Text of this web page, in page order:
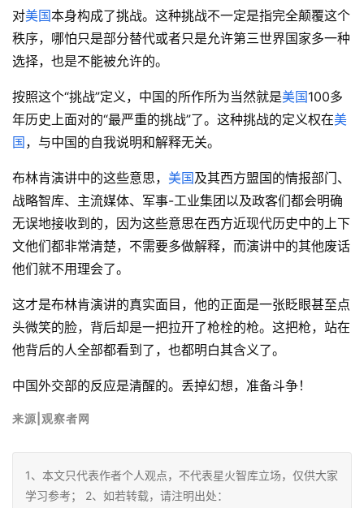
对美国本身构成了挑战。这种挑战不一定是指完全颠覆这个
秩序，哪怕只是部分替代或者只是允许第三世界国家多一种
选择，也是不能被允许的。
按照这个“挑战”定义，中国的所作所为当然就是美国100多
年历史上面对的“最严重的挑战”了。这种挑战的定义权在美
国 ，与中国的自我说明和解释无关。
布林肯演讲中的这些意思， 美国及其西方盟国的情报部门、
战略智库、主流媒体、军事-工业集团以及政客们都会明确
无误地接收到的，因为这些意思在西方近现代历史中的上下
文他们都非常清楚，不需要多做解释，而演讲中的其他废话
他们就不用理会了。
这才是布林肯演讲的真实面目，他的正面是一张眨眼甚至点
头微笑的脸，背后却是一把拉开了枪栓的枪。这把枪，站在
他背后的人全部都看到了，也都明白其含义了。
中国外交部的反应是清醒的。丢掉幻想，准备斗争！
来源 |观察者网
1、本文只代表作者个人观点，不代表星火智库立场，仅供大家
学习参考； 2、如若转载，请注明出处：